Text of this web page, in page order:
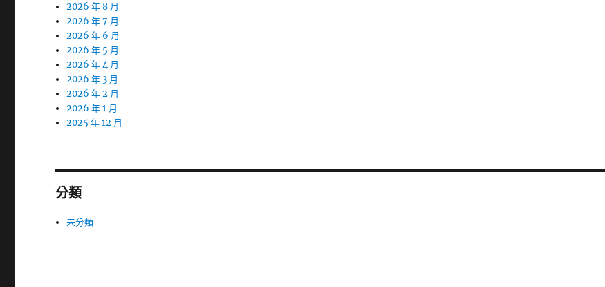
2026 年 8 月
2026 年 7 月
2026 年 6 月
2026 年 5 月
2026 年 4 月
2026 年 3 月
2026 年 2 月
2026 年 1 月
2025 年 12 月
分類
未分類